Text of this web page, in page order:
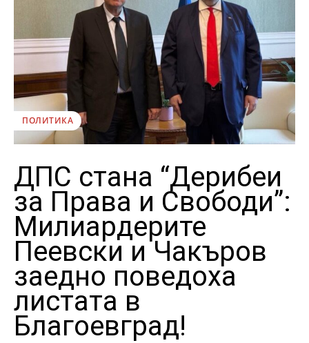
ПОЛИТИКА
ДПС стана “Дерибеи
за Права и Свободи”:
Милиардерите
Пеевски и Чакъров
заедно поведоха
листата в
Благоевград!